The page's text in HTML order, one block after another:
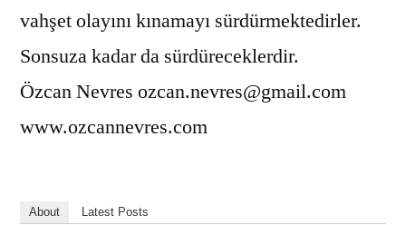
vahşet olayını kınamayı sürdürmektedirler.
Sonsuza kadar da sürdüreceklerdir.
Özcan Nevres ozcan.nevres@gmail.com
www.ozcannevres.com
About Latest Posts